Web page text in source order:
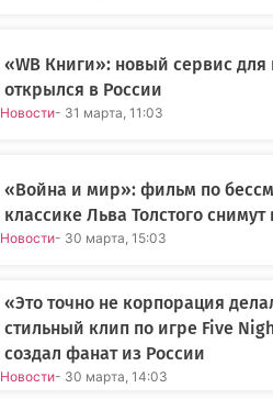
«WB Книги»: новый сервис
открылся в России
Новости- 31 марта, 11:03
«Война и мир»: фильм по
классике Льва Толстого снимут
Новости- 30 марта, 15:03
«Это точно не корпорация
стильный клип по игре Five
создал фанат из России
Новости- 30 марта, 14:03